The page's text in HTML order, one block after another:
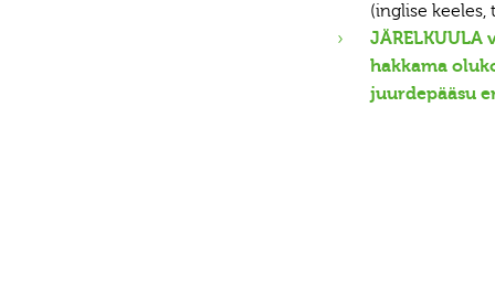
(inglise keeles,
hakkama
juurdepääsu